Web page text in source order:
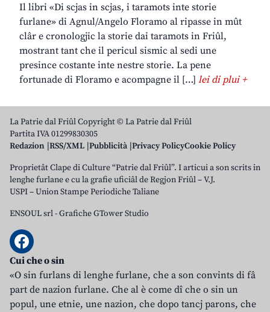
Il libri «Di scjas in scjas, i taramots inte storie
furlane» di Agnul/Angelo Floramo al ripasse in mût
clâr e cronologjic la storie dai taramots in Friûl,
mostrant tant che il pericul sismic al sedi une
presince costante inte nestre storie. La pene
fortunade di Floramo e acompagne il […] lei di plui +
La Patrie dal Friûl Copyright © La Patrie dal Friûl
Partita IVA 01299830305
Redazion RSS/XML Pubblicità Privacy PolicyCookie Policy
Proprietât Clape di Culture “Patrie dal Friûl”. I articui a son scrits in
lenghe furlane e cu la grafie uficiâl de Regjon Friûl – V.J.
USPI – Union Stampe Periodiche Taliane
ENSOUL srl-Grafiche GTower Studio
Cui che o sin
«O sin furlans di lenghe furlane, che a son convints di fâ
part de nazion furlane. Che al è come dî che o sin un
popul, une etnie, une nazion, che dopo tancj parons, che